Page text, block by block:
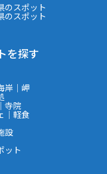
のスポット
のスポット
を探す
岸｜岬
寺院
｜軽食
設
ット